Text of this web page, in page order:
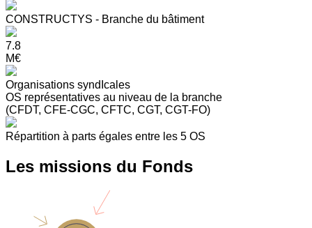
CONSTRUCTYS - Branche du bâtiment
7.8
M€
Organisations syndIcales
OS représentatives au niveau de la branche
(CFDT, CFE-CGC, CFTC, CGT, CGT-FO)
Répartition à parts égales entre les 5 OS
Les missions du Fonds